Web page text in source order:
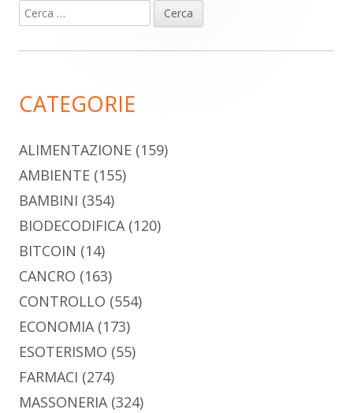
Barra
laterale
Ricerca
per:
CATEGORIE
ALIMENTAZIONE (159)
AMBIENTE (155)
BAMBINI (354)
BIODECODIFICA(120)
BITCOIN (14)
CANCRO (163)
CONTROLLO (554)
ECONOMIA(173)
ESOTERISMO (55)
FARMACI (274)
MASSONERIA(324)